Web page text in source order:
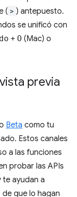
( > ) antepuesto.
se unificó con
+ O (Mac) o
previa
Beta como tu
Estos canales
a las funciones
probar las APIs
ayudan a
que lo hagan